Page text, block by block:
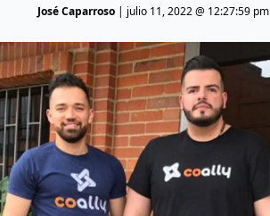
José Caparroso | julio 11, 2022 @ 12:27:59 pm